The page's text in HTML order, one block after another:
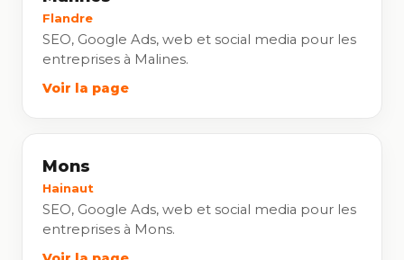
Flandre
SEO, Google Ads, web et social media pour les
entreprises à Malines.
Voir la page
Mons
Hainaut
SEO, Google Ads, web et social media pour les
entreprises à Mons.